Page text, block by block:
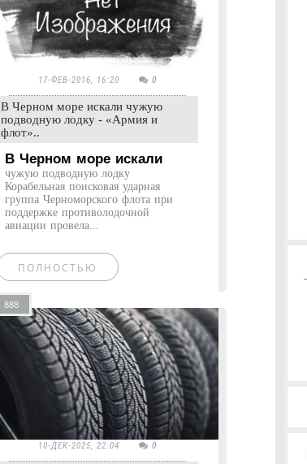
17-ФЕВ-2016, 16:20 0
В Черном море искали чужую
подводную лодку - «Армия и
флот»..
В Черном море искали
чужую подводную лодку
Корабельная поисковая ударная
группа Черноморского флота при
поддержке противолодочной
авиации провела...
ПОЛНОСТЬЮ
888
10-ДЕК-2025, 22:04 0